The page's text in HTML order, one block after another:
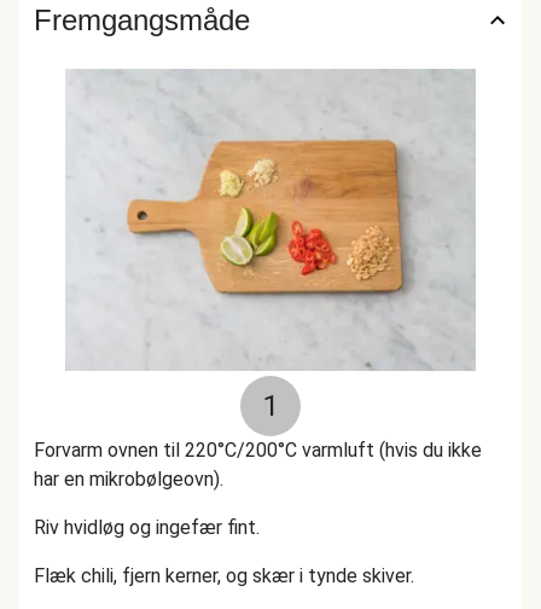
Fremgangsmåde
1
Forvarm ovnen til 220°C/200°C varmluft (hvis du ikke
har en mikrobølgeovn).
Riv hvidløg og ingefær fint.
Flæk chili, fjern kerner, og skær i tynde skiver.